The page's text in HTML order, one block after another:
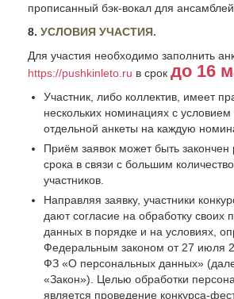
прописанный бэк-вокал для ансамблей.
8. УСЛОВИЯ УЧАСТИЯ.
Для участия необходимо заполнить
https://pushkinleto.ru в срок до 16
Участник, либо коллектив, имеет
нескольких номинациях с
отдельной анкеты на каждую
Приём заявок может быть закончен
срока в связи с большим
участников.
Направляя заявку, участники
дают согласие на обработку своих
данных в порядке и на условиях,
Федеральным законом от 27 июля
ФЗ «О персональных данных»
«Закон»). Целью обработки
является проведение конкурса-